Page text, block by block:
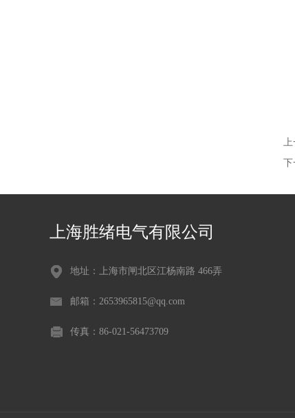
上
下
上海胜绪电气有限公司
地址：上海市闸北区江杨南路 466弄
邮箱：2653965815@qq.com
传真：86-021-56473709